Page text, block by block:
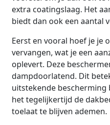
extra coatingslaag. Het
biedt dan ook een aantal
Eerst en vooral hoef je je
vervangen, wat je een
oplevert. Deze
dampdoorlatend. Dit
uitstekende
het tegelijkertijd de
toelaat te blijven ademen.